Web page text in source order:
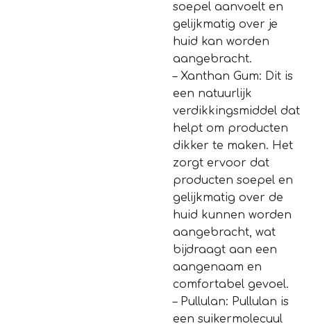
soepel aanvoelt en
gelijkmatig over je
huid kan worden
aangebracht.
– Xanthan Gum: Dit is
een natuurlijk
verdikkingsmiddel dat
helpt om producten
dikker te maken. Het
zorgt ervoor dat
producten soepel en
gelijkmatig over de
huid kunnen worden
aangebracht, wat
bijdraagt aan een
aangenaam en
comfortabel gevoel.
– Pullulan: Pullulan is
een suikermolecuul